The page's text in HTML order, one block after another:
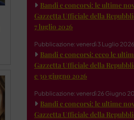
Bandi e concorsi: le ultime
Gazzetta Ufficiale della
7 luglio 2026
Pubblicazione: venerdì 3 Luglio 2026
Bandi e concorsi: ecco le
Gazzetta Ufficiale della
e 30 giugno 2026
Pubblicazione: venerdì 26 Giugno
Bandi e concorsi: le ultime
Gazzetta Ufficiale della